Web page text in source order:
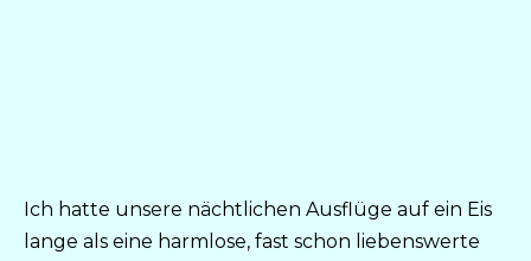
Ich hatte unsere nächtlichen Ausflüge auf ein Eis
lange als eine harmlose, fast schon liebenswerte